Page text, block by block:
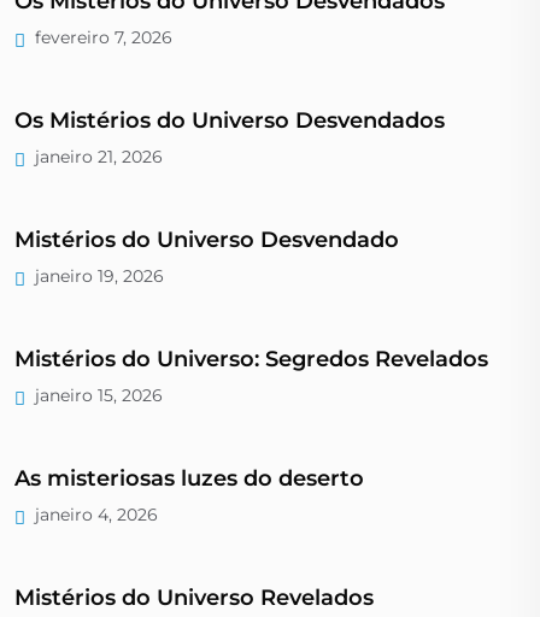
fevereiro 7, 2026
Os Mistérios do Universo Desvendados
janeiro 21, 2026
Mistérios do Universo Desvendado
janeiro 19, 2026
Mistérios do Universo: Segredos Revelados
janeiro 15, 2026
As misteriosas luzes do deserto
janeiro 4, 2026
Mistérios do Universo Revelados